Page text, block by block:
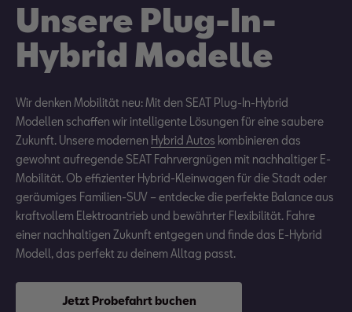
Unsere Plug-In-
Hybrid Modelle
Wir denken Mobilität neu: Mit den SEAT Plug-In-Hybrid
Modellen schaffen wir intelligente Lösungen für eine saubere
Zukunft. Unsere modernen Hybrid Autos kombinieren das
gewohnt aufregende SEAT Fahrvergnügen mit nachhaltiger E-
Mobilität. Ob effizienter Hybrid-Kleinwagen für die Stadt oder
geräumiges Familien-SUV – entdecke die perfekte Balance aus
kraftvollem Elektroantrieb und bewährter Flexibilität. Fahre
einer nachhaltigen Zukunft entgegen und finde das E-Hybrid
Modell, das perfekt zu deinem Alltag passt.
Jetzt Probefahrt buchen